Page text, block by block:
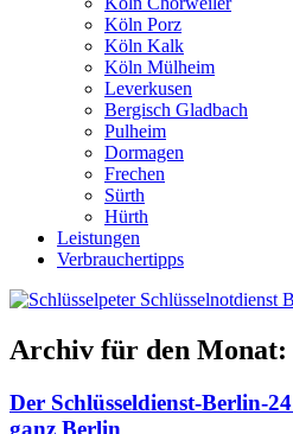
Köln Porz
Köln Kalk
Köln Mülheim
Leverkusen
Bergisch Gladbach
Pulheim
Dormagen
Frechen
Sürth
Hürth
Leistungen
Verbrauchertipps
Archiv für den Monat:
Der Schlüsseldienst-Berlin-
ganz Berlin